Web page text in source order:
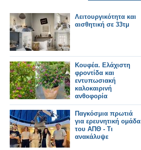
Ιουνίου 2025,
ΦΩΤΟΡΕΠΟΡΤΑΖ
Γιώργος Κουβέλης
Λειτουργικότητα και
αισθητική σε 33τμ
Κουφέα. Ελάχιστη
φροντίδα και
εντυπωσιακή
καλοκαιρινή
ανθοφορία
Παγκόσμια πρωτιά
για ερευνητική ομάδα
του ΑΠΘ - Τι
ανακάλυψε